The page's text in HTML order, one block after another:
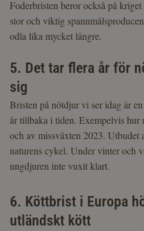
Foderbristen beror också på
stor och viktig
odla lika mycket längre.
5. Det tar flera år för
sig
Bristen på nötdjur vi ser idag är
år tillbaka i tiden. Exempelvis hur
och av missväxten 2023. Utbudet
naturens cykel. Under vinter och
ungdjuren inte vuxit klart.
6. Köttbrist i Europa
utländskt kött